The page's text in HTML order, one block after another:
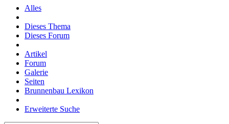
Alles
Dieses Thema
Dieses Forum
Artikel
Forum
Galerie
Seiten
Brunnenbau Lexikon
Erweiterte Suche